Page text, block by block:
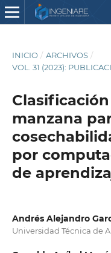
INICIO / ARCHIVOS /
VOL. 31 (2023):
manzana
por
de
Andrés Alejandro
Universidad Técnica de